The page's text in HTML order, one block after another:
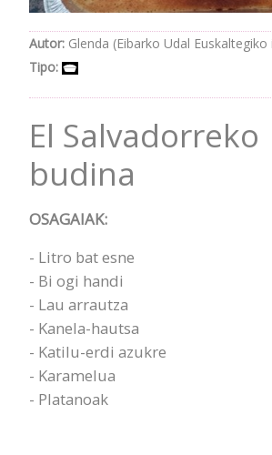
Autor: Glenda (Eibarko Udal Euskaltegiko
Tipo:
El Salvadorreko
budina
OSAGAIAK:
- Litro bat esne
- Bi ogi handi
- Lau arrautza
- Kanela-hautsa
- Katilu-erdi azukre
- Karamelua
- Platanoak